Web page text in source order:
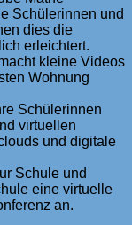
Schülerinnen und
dies die
erleichtert.
kleine Videos
Wohnung
Schülerinnen
virtuellen
und digitale
Schule und
eine virtuelle
an.